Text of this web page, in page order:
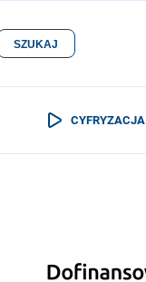
SZUKAJ
CYFRYZACJA